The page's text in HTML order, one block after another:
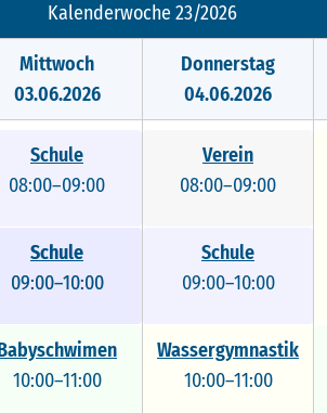
Kalenderwoche 23/2026
Mittwoch
03.06.2026
Donnerstag
04.06.2026
Schule
08:00–09:00
Schule
09:00–10:00
Schule
09:00–10:00
10:00–11:00
Verein
08:00–09:00
Schule
09:00–10:00
Wassergymnastik
10:00–11:00